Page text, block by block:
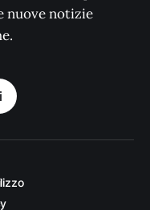
nuove notizie